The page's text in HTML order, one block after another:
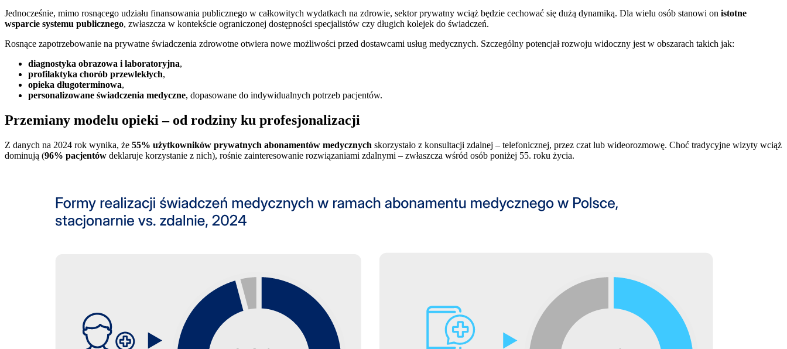
Jednocześnie, mimo rosnącego udziału finansowania publicznego w całkowitych wydatkach na zdrowie, sektor prywatny wciąż będzie cechować się dużą dynamiką. Dla wielu osób stanowi on istotne
wsparcie systemu publicznego, zwłaszcza w kontekście ograniczonej dostępności specjalistów czy długich kolejek do świadczeń.
Rosnące zapotrzebowanie na prywatne świadczenia zdrowotne otwiera nowe możliwości przed dostawcami usług medycznych. Szczególny potencjał rozwoju widoczny jest w obszarach takich jak:
diagnostyka obrazowa i laboratoryjna,
profilaktyka chorób przewlekłych,
opieka długoterminowa,
personalizowane świadczenia medyczne, dopasowane do indywidualnych potrzeb pacjentów.
Przemiany modelu opieki – od rodziny ku profesjonalizacji
Z danych na 2024 rok wynika, że 55% użytkowników prywatnych abonamentów medycznych skorzystało z konsultacji zdalnej – telefonicznej, przez czat lub wideorozmowę. Choć tradycyjne wizyty wciąż
dominują (96% pacjentów deklaruje korzystanie z nich), rośnie zainteresowanie rozwiązaniami zdalnymi – zwłaszcza wśród osób poniżej 55. roku życia.